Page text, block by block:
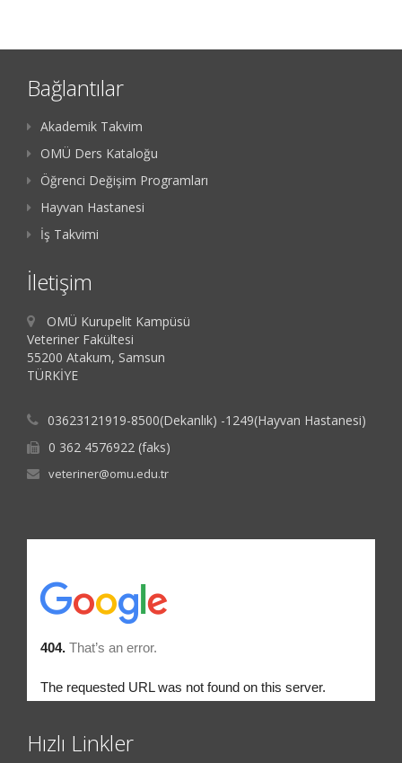
Bağlantılar
Akademik Takvim
OMÜ Ders Kataloğu
Öğrenci Değişim Programları
Hayvan Hastanesi
İş Takvimi
İletişim
OMÜ Kurupelit Kampüsü
Veteriner Fakültesi
55200 Atakum, Samsun
TÜRKİYE
03623121919-8500(Dekanlık) -1249(Hayvan Hastanesi)
0 362 4576922 (faks)
veteriner@omu.edu.tr
Hızlı Linkler